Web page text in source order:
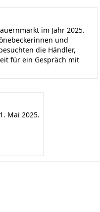
im Jahr 2025.
und
die Händler,
für ein Gespräch mit
Mai 2025.